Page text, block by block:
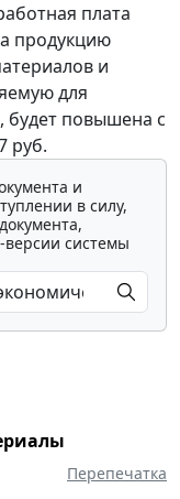
плата
продукцию
и
для
будет повышена с
руб.
и
в силу,
версии системы
Перепечатка